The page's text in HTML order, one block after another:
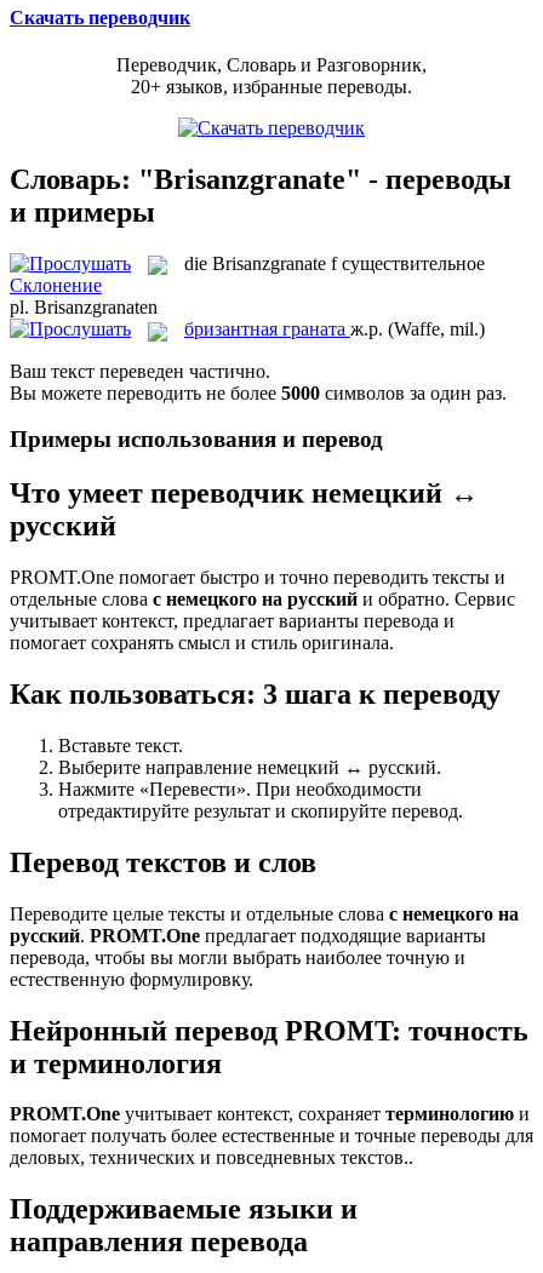
Скачать переводчик
Переводчик, Словарь и Разговорник,
20+ языков, избранные переводы.
Словарь: "Brisanzgranate" - переводы
и примеры
die Brisanzgranate f существительное
Склонение
pl. Brisanzgranaten
бризантная граната ж.р. (Waffe, mil.)
Ваш текст переведен частично.
Вы можете переводить не более 5000 символов за один раз.
Примеры использования и перевод
Что умеет переводчик немецкий ↔
русский
PROMT.One помогает быстро и точно переводить тексты и
отдельные слова с немецкого на русский и обратно. Сервис
учитывает контекст, предлагает варианты перевода и
помогает сохранять смысл и стиль оригинала.
Как пользоваться: 3 шага к переводу
Вставьте текст.
Выберите направление немецкий ↔ русский.
Нажмите «Перевести». При необходимости
отредактируйте результат и скопируйте перевод.
Перевод текстов и слов
Переводите целые тексты и отдельные слова с немецкого на
русский. PROMT.One предлагает подходящие варианты
перевода, чтобы вы могли выбрать наиболее точную и
естественную формулировку.
Нейронный перевод PROMT: точность
и терминология
PROMT.One учитывает контекст, сохраняет терминологию и
помогает получать более естественные и точные переводы для
деловых, технических и повседневных текстов..
Поддерживаемые языки и
направления перевода